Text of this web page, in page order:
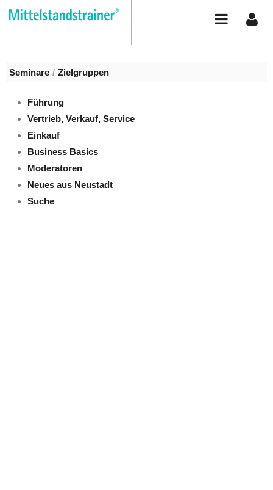
Zum Inhalt wechseln
Zielgruppen
Seminare / Zielgruppen
Seminare / Zielgruppen
Führung
Vertrieb, Verkauf, Service
Einkauf
Business Basics
Moderatoren
Neues aus Neustadt
Suche